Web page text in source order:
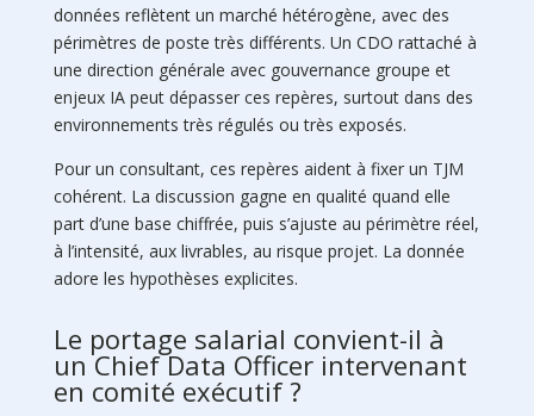
données reflètent un marché hétérogène, avec des
périmètres de poste très différents. Un CDO rattaché à
une direction générale avec gouvernance groupe et
enjeux IA peut dépasser ces repères, surtout dans des
environnements très régulés ou très exposés.
Pour un consultant, ces repères aident à fixer un TJM
cohérent. La discussion gagne en qualité quand elle
part d’une base chiffrée, puis s’ajuste au périmètre réel,
à l’intensité, aux livrables, au risque projet. La donnée
adore les hypothèses explicites.
Le portage salarial convient-il à
un Chief Data Officer intervenant
en comité exécutif ?